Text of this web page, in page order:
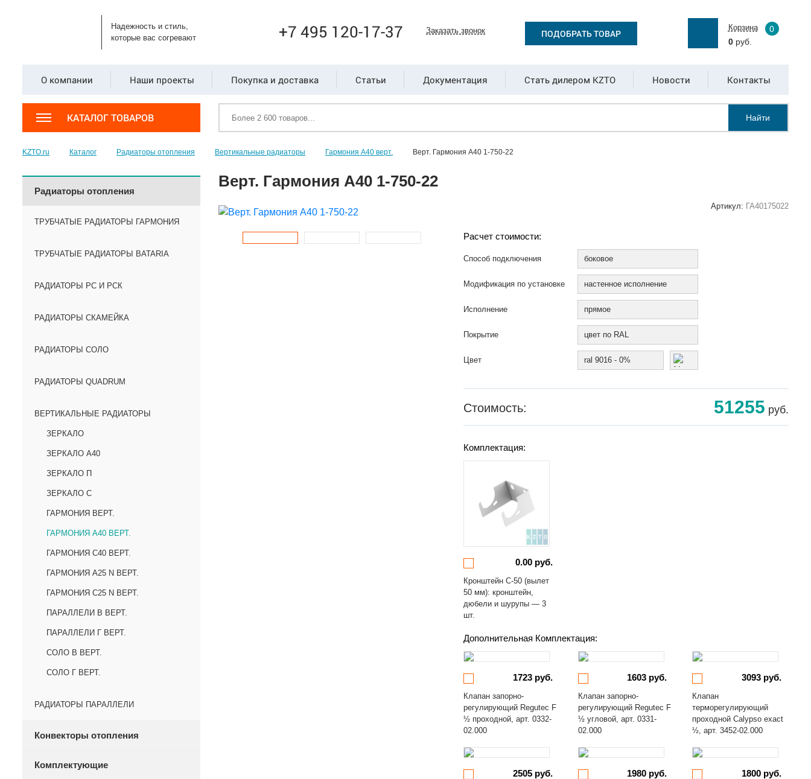
Надежность и стиль,
которые вас согревают
+7 495 120-17-37 Заказать звонок ПОДОБРАТЬ ТОВАР
Корзина
0
0руб.
О компании Наши проекты Покупка и доставка Статьи Документация Стать дилером KZTO Новости Контакты
КАТАЛОГ ТОВАРОВ Найти
KZTO.ru Каталог Радиаторы отопления Вертикальные радиаторы Гармония А40 верт. Верт. Гармония А40 1-750-22
Радиаторы отопления
ТРУБЧАТЫЕ РАДИАТОРЫ ГАРМОНИЯ
ТРУБЧАТЫЕ РАДИАТОРЫ BATARIA
РАДИАТОРЫ РС И РСК
РАДИАТОРЫ СКАМЕЙКА
РАДИАТОРЫ СОЛО
РАДИАТОРЫ QUADRUM
ВЕРТИКАЛЬНЫЕ РАДИАТОРЫ
ЗЕРКАЛО
ЗЕРКАЛО А40
ЗЕРКАЛО П
ЗЕРКАЛО С
ГАРМОНИЯ ВЕРТ.
ГАРМОНИЯ А40 ВЕРТ.
ГАРМОНИЯ С40 ВЕРТ.
ГАРМОНИЯ А25 N ВЕРТ.
ГАРМОНИЯ С25 N ВЕРТ.
ПАРАЛЛЕЛИ В ВЕРТ.
ПАРАЛЛЕЛИ Г ВЕРТ.
СОЛО В ВЕРТ.
СОЛО Г ВЕРТ.
РАДИАТОРЫ ПАРАЛЛЕЛИ
Конвекторы отопления
Комплектующие
Верт. Гармония А40 1-750-22
Артикул: ГА40175022
Расчет стоимости:
Способ подключения боковое
Модификация по установке настенное исполнение
Исполнение прямое
Покрытие цвет по RAL
Цвет ral 9016 - 0%
Стоимость: 51255 руб.
Комплектация:
0.00 руб.
Кронштейн С-50 (вылет
50 мм): кронштейн,
дюбели и шурупы — 3
шт.
Дополнительная Комплектация:
1723 руб.
Клапан запорно-
регулирующий Regutec F
½ проходной, арт. 0332-
02.000
1603 руб.
Клапан запорно-
регулирующий Regutec F
½ угловой, арт. 0331-
02.000
3093 руб.
Клапан
терморегулирующий
проходной Calypso exact
½, арт. 3452-02.000
2505 руб. 1980 руб. 1800 руб.